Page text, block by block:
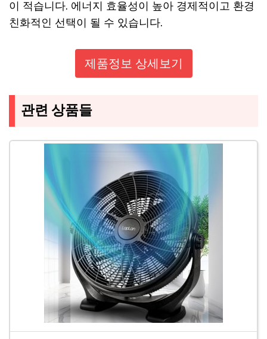
이 적습니다. 에너지 효율성이 높아 경제적이고 환경
친화적인 선택이 될 수 있습니다.
제품정보 상세보기
관련 상품들